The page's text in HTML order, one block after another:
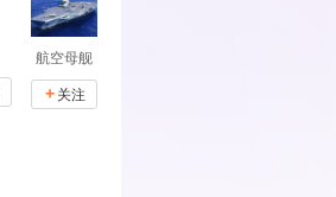
航空母舰
+ 关注